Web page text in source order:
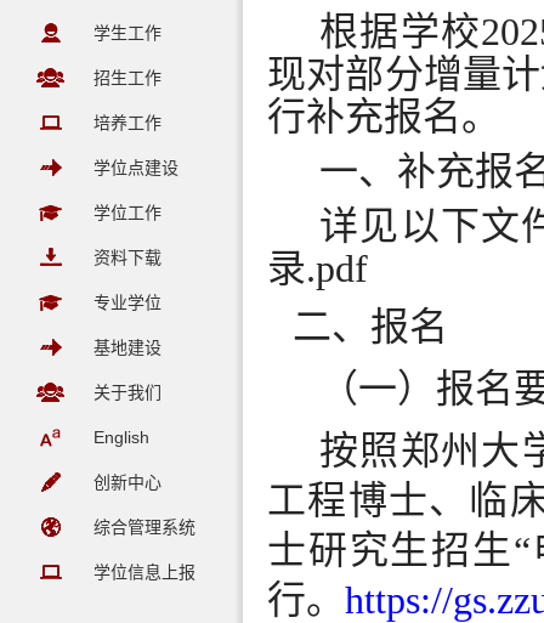
学生工作
招生工作
培养工作
学位点建设
学位工作
资料下载
专业学位
基地建设
关于我们
English
创新中心
综合管理系统
学位信息上报
根据学校
现对部分增量
行补充报名。
一、补充报
详见以下文
录.pdf
二、报名
（一） 报名
按照郑州大
工程博士、临
士研究生招生
行。 https://